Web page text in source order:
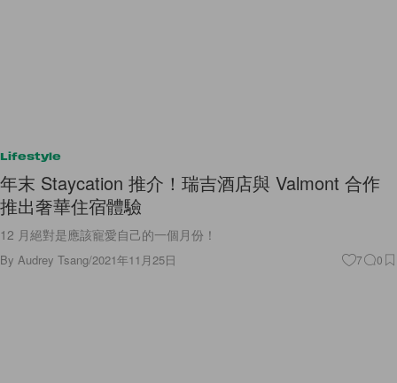
Lifestyle
年末 Staycation 推介！瑞吉酒店與 Valmont 合作
推出奢華住宿體驗
12 月絕對是應該寵愛自己的一個月份！
By Audrey Tsang/2021年11月25日 7 0